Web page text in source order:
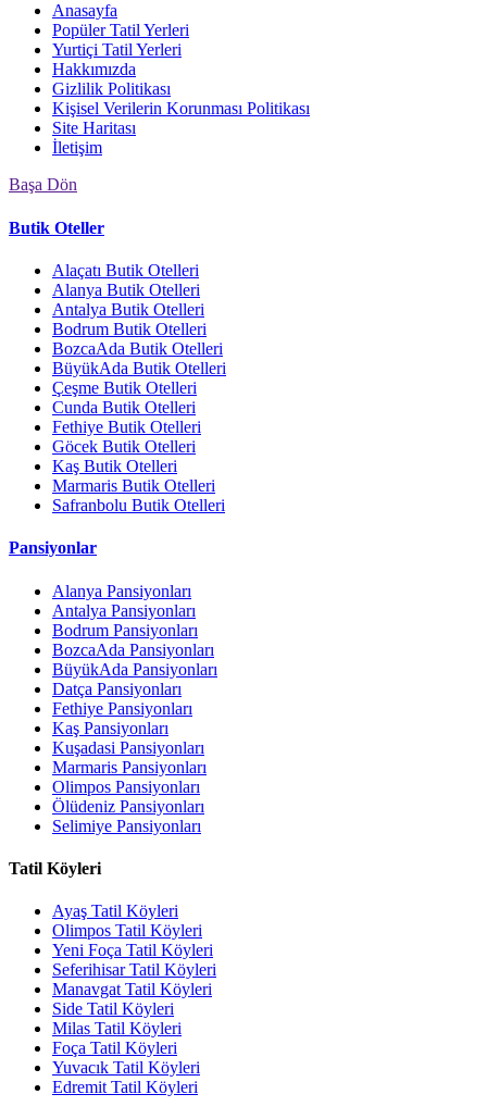
Anasayfa
Popüler Tatil Yerleri
Yurtiçi Tatil Yerleri
Hakkımızda
Gizlilik Politikası
Kişisel Verilerin Korunması Politikası
Site Haritası
İletişim
Başa Dön
Butik Oteller
Alaçatı Butik Otelleri
Alanya Butik Otelleri
Antalya Butik Otelleri
Bodrum Butik Otelleri
BozcaAda Butik Otelleri
BüyükAda Butik Otelleri
Çeşme Butik Otelleri
Cunda Butik Otelleri
Fethiye Butik Otelleri
Göcek Butik Otelleri
Kaş Butik Otelleri
Marmaris Butik Otelleri
Safranbolu Butik Otelleri
Pansiyonlar
Alanya Pansiyonları
Antalya Pansiyonları
Bodrum Pansiyonları
BozcaAda Pansiyonları
BüyükAda Pansiyonları
Datça Pansiyonları
Fethiye Pansiyonları
Kaş Pansiyonları
Kuşadasi Pansiyonları
Marmaris Pansiyonları
Olimpos Pansiyonları
Ölüdeniz Pansiyonları
Selimiye Pansiyonları
Tatil Köyleri
Ayaş Tatil Köyleri
Olimpos Tatil Köyleri
Yeni Foça Tatil Köyleri
Seferihisar Tatil Köyleri
Manavgat Tatil Köyleri
Side Tatil Köyleri
Milas Tatil Köyleri
Foça Tatil Köyleri
Yuvacık Tatil Köyleri
Edremit Tatil Köyleri